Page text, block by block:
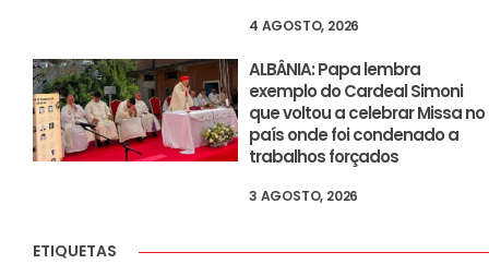
4 AGOSTO, 2026
ALBÂNIA: Papa lembra
exemplo do Cardeal Simoni
que voltou a celebrar Missa no
país onde foi condenado a
trabalhos forçados
3 AGOSTO, 2026
ETIQUETAS